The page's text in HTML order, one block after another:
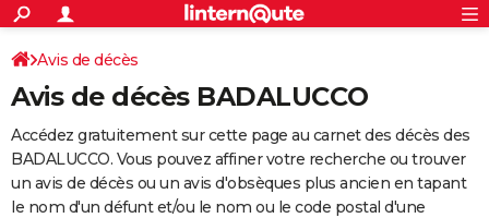
ACTUALITÉS
Politique
Société
Faits Divers
Education
Monde
Villes
+
SPORT
Coupe du monde 2026
Football
Tennis
Cyclisme
Rugby
Forum
Programme TV
TNT
Streaming
Cinéma
Sorties cinéma
Musique
+
FINANCE
Impôts
Immobilier
Risques naturels par ville
Banque
Assurance
Crédit
AUTO
Avis de décès
Avis de décès BADALUCCO
Accédez gratuitement sur cette page au carnet des décès des
BADALUCCO. Vous pouvez affiner votre recherche ou trouver
un avis de décès ou un avis d'obsèques plus ancien en tapant
le nom d'un défunt et/ou le nom ou le code postal d'une